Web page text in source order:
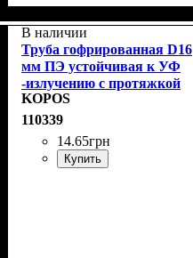
В наличии
Труба гофрированная D16
мм ПЭ устойчивая к УФ
-излучению с протяжкой
KOPOS 2316/LPE-
1_F50DU
KOPOS
110339
14.65грн
Купить